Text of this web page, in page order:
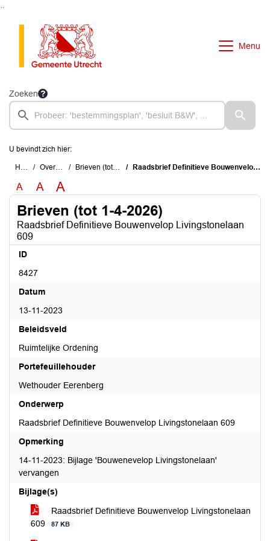
Menu
Zoeken
U bevindt zich hier:
Home Overzichten Brieven (tot 1-4-2026) Raadsbrief Definitieve Bouwenvelop Livingstonelaan 609
A A A
Brieven (tot 1-4-2026)
Raadsbrief Definitieve Bouwenvelop Livingstonelaan
609
ID
8427
Datum
13-11-2023
Beleidsveld
Ruimtelijke Ordening
Portefeuillehouder
Wethouder Eerenberg
Onderwerp
Raadsbrief Definitieve Bouwenvelop Livingstonelaan 609
Opmerking
14-11-2023: Bijlage 'Bouwenevelop Livingstonelaan'
vervangen
Bijlage(s)
Raadsbrief Definitieve Bouwenvelop Livingstonelaan
609
87 KB